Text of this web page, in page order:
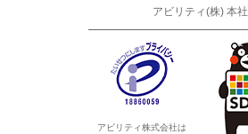
アビリティ(株) 本社
アビリティ株式会社は